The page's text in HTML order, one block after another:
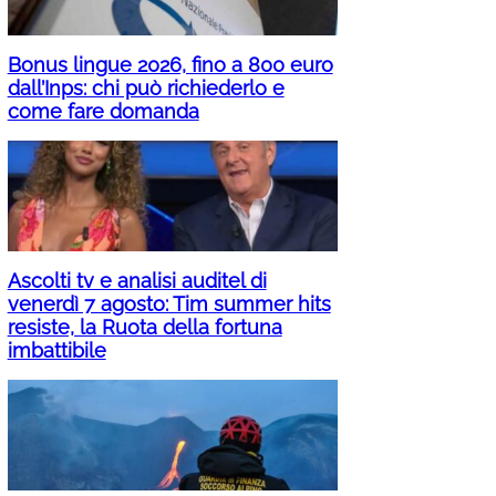
Bonus lingue 2026, fino a 800 euro
dall’Inps: chi può richiederlo e
come fare domanda
Ascolti tv e analisi auditel di
venerdì 7 agosto: Tim summer hits
resiste, la Ruota della fortuna
imbattibile